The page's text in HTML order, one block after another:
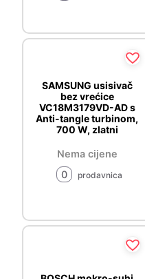
SAMSUNG usisivač
bez vrećice
VC18M3179VD-AD s
Anti-tangle turbinom,
700 W, zlatni
Nema cijene
0
prodavnica